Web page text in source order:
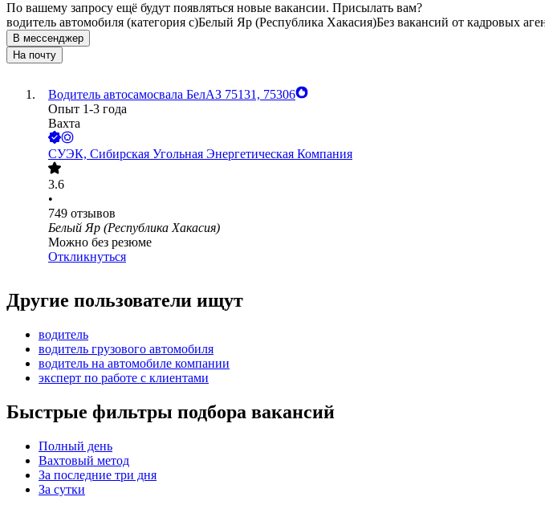
По вашему запросу ещё будут появляться новые вакансии. Присылать вам?
водитель автомобиля (категория c)Белый Яр (Республика Хакасия)Без вакансий от кадровых
В мессенджер
На почту
Водитель автосамосвала БелАЗ 75131, 75306
Опыт 1-3 года
Вахта
СУЭК, Сибирская Угольная Энергетическая Компания
3.6
•
749 отзывов
Белый Яр (Республика Хакасия)
Можно без резюме
Откликнуться
Другие пользователи ищут
водитель
водитель грузового автомобиля
водитель на автомобиле компании
эксперт по работе с клиентами
Быстрые фильтры подбора вакансий
Полный день
Вахтовый метод
За последние три дня
За сутки